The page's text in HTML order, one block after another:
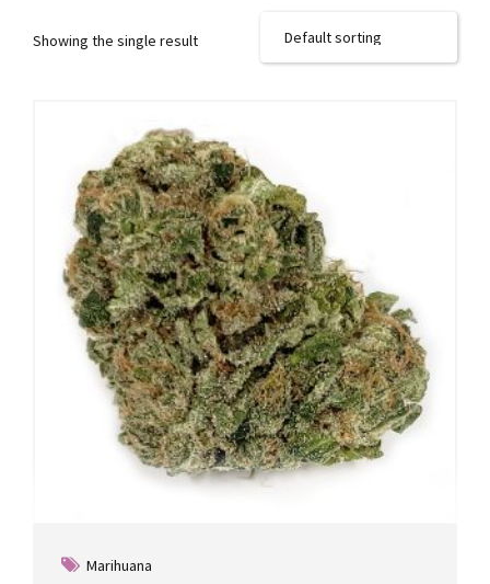
Showing the single result
Marihuana